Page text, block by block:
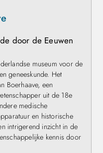
door de Eeuwen
museum voor de
geneeskunde. Het
Boerhaave, een
uit de 18e
medische
en historische
intrigerend inzicht in de
kennis door